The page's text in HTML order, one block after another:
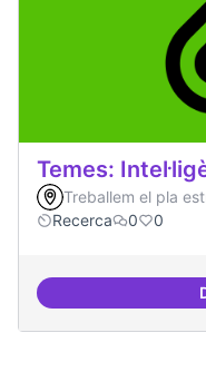
Temes:
Treballem el pla
Recerca
0 0